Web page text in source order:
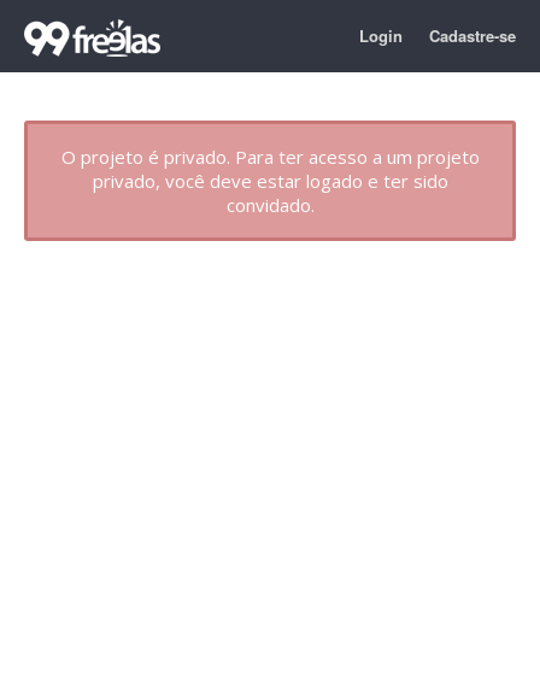
Login Cadastre-se
O projeto é privado. Para ter acesso a um projeto
privado, você deve estar logado e ter sido
convidado.